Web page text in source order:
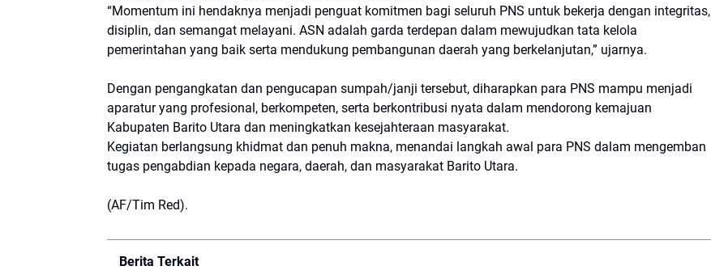
“Momentum ini hendaknya menjadi penguat komitmen bagi seluruh PNS untuk bekerja dengan integritas,
disiplin, dan semangat melayani. ASN adalah garda terdepan dalam mewujudkan tata kelola
pemerintahan yang baik serta mendukung pembangunan daerah yang berkelanjutan,” ujarnya.
Dengan pengangkatan dan pengucapan sumpah/janji tersebut, diharapkan para PNS mampu menjadi
aparatur yang profesional, berkompeten, serta berkontribusi nyata dalam mendorong kemajuan
Kabupaten Barito Utara dan meningkatkan kesejahteraan masyarakat.
Kegiatan berlangsung khidmat dan penuh makna, menandai langkah awal para PNS dalam mengemban
tugas pengabdian kepada negara, daerah, dan masyarakat Barito Utara.
(AF/Tim Red).
Berita Terkait